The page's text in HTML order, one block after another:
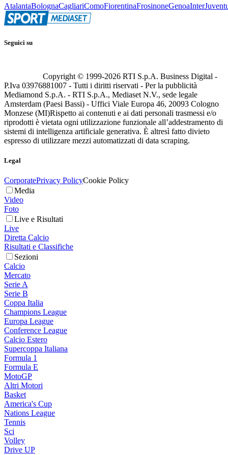
AtalantaBolognaCagliariComoFiorentinaFrosinoneGenoaInter
Seguici su
Copyright © 1999-2026 RTI S.p.A. Business Digital -
P.Iva 03976881007 - Tutti i diritti riservati - Per la pubblicità
Mediamond S.p.A. - RTI S.p.A., Mediaset N.V., sede legale
Amsterdam (Paesi Bassi) - Uffici Viale Europa 46, 20093 Cologno
Monzese (MI)Rispetto ai contenuti e ai dati personali trasmessi e/o
riprodotti è vietata ogni utilizzazione funzionale all’addestramento di
sistemi di intelligenza artificiale generativa. È altresì fatto divieto
espresso di utilizzare mezzi automatizzati di data scraping.
Legal
CorporatePrivacy PolicyCookie Policy
Media
Video
Foto
Live e Risultati
Live
Diretta Calcio
Risultati e Classifiche
Sezioni
Calcio
Mercato
Serie A
Serie B
Coppa Italia
Champions League
Europa League
Conference League
Calcio Estero
Supercoppa Italiana
Formula 1
Formula E
MotoGP
Altri Motori
Basket
America's Cup
Nations League
Tennis
Sci
Volley
Drive UP